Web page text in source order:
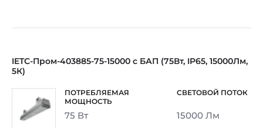
IETC-Пром-403885-75-15000 с БАП (75Вт, IP65, 15000Лм,
5К)
75 Вт 15000 Лм